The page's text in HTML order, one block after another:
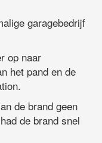
garagebedrijf
op naar
het pand en de
de brand geen
de brand snel